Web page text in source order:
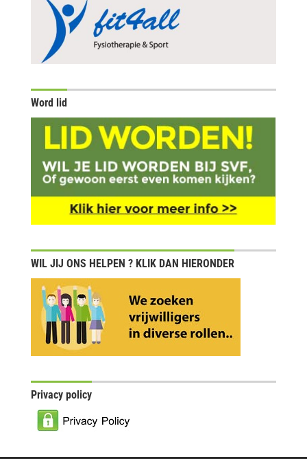
Word lid
WIL JIJ ONS HELPEN ? KLIK DAN HIERONDER
Privacy policy